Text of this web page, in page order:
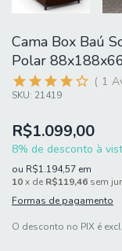
Cama Box Baú
Polar
1
SKU: 21419
R$1.099,00
8% de desconto à
ou R$1.194,57 em
10x de R$119,46 sem
Formas de pagamento
O desconto no PIX é